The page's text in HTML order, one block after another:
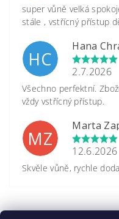
super vůně velká
stále , vstřícný přístup
HC
Hana
2.7.2026
Všechno perfektní.
vždy vstřícný přístup.
MZ
Marta
12.6.2026
Skvěle vůně, rychle